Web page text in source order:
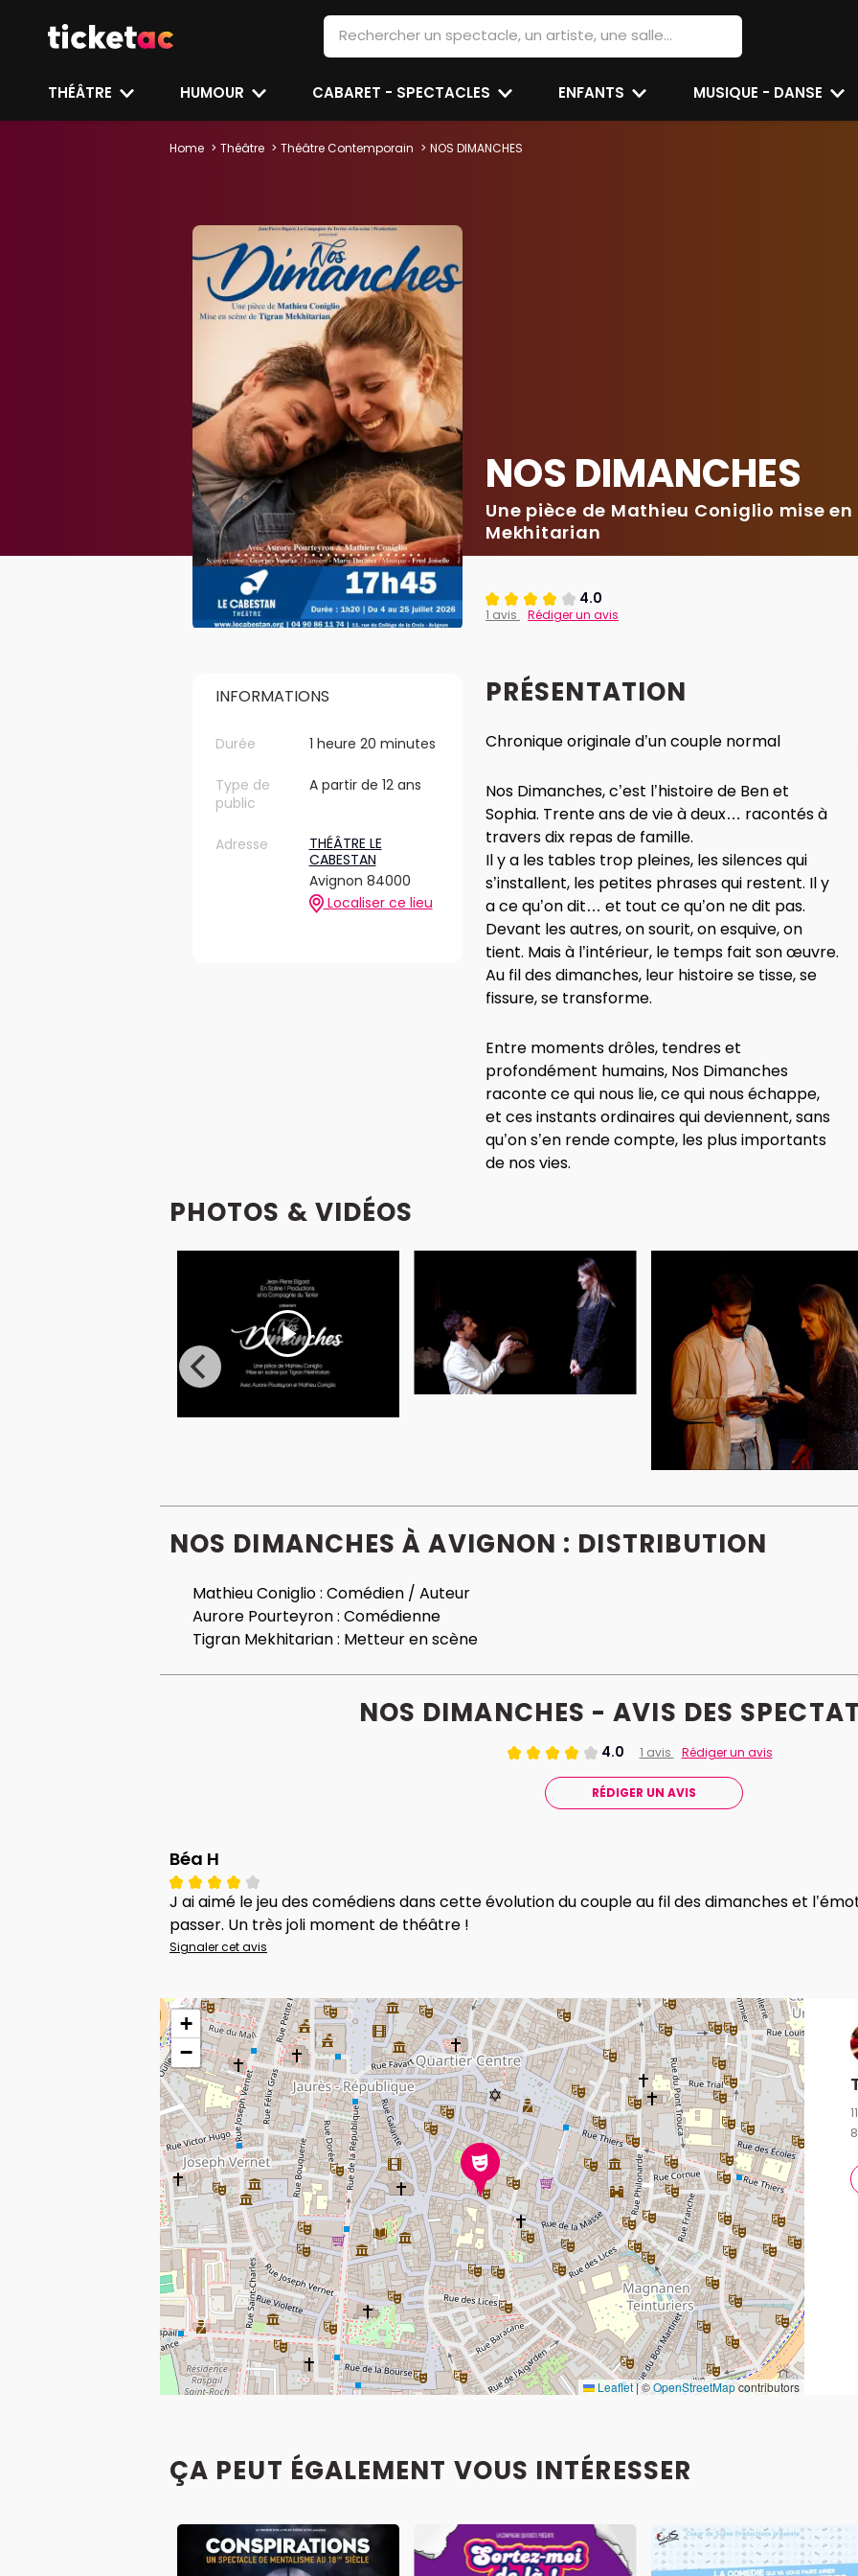
THÉÂTRE HUMOUR CABARET - SPECTACLES ENFANTS MUSIQUE - DANSE
Home Théâtre Théâtre Contemporain NOS DIMANCHES
NOS DIMANCHES
Une pièce de Mathieu Coniglio mise
Mekhitarian
4.0
1 avis Rédiger un avis
INFORMATIONS
Durée 1 heure 20 minutes
Type de
public
A partir de 12 ans
Adresse
THÉÂTRE LE
CABESTAN
Avignon 84000
Localiser ce lieu
PRÉSENTATION
Chronique originale d’un couple normal
Nos Dimanches, c’est l’histoire de Ben et
Sophia. Trente ans de vie à deux… racontés à
travers dix repas de famille.
Il y a les tables trop pleines, les silences qui
s’installent, les petites phrases qui restent. Il y
a ce qu’on dit… et tout ce qu’on ne dit pas.
Devant les autres, on sourit, on esquive, on
tient. Mais à l’intérieur, le temps fait son œuvre.
Au fil des dimanches, leur histoire se tisse, se
fissure, se transforme.
Entre moments drôles, tendres et
profondément humains, Nos Dimanches
raconte ce qui nous lie, ce qui nous échappe,
et ces instants ordinaires qui deviennent, sans
qu’on s’en rende compte, les plus importants
de nos vies.
PHOTOS & VIDÉOS
NOS DIMANCHES À AVIGNON : DISTRIBUTION
Mathieu Coniglio : Comédien / Auteur
Aurore Pourteyron : Comédienne
Tigran Mekhitarian : Metteur en scène
NOS DIMANCHES - AVIS DES
4.0 1 avis Rédiger un avis
RÉDIGER UN AVIS
Béa H
J ai aimé le jeu des comédiens dans cette évolution du couple au fil des dimanches et
passer. Un très joli moment de théâtre !
Signaler cet avis
+
−
Leaflet|©OpenStreetMapcontributors
ÇA PEUT ÉGALEMENT VOUS INTÉRESSER